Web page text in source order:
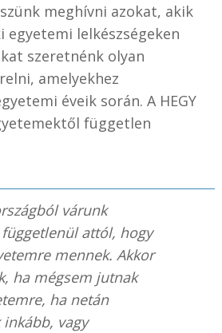
meghívni azokat, akik
egyetemi lelkészségeken
szeretnénk olyan
amelyekhez
éveik során. A HEGY
független
várunk
attól, hogy
mennek. Akkor
ha mégsem jutnak
ha netán
vagy